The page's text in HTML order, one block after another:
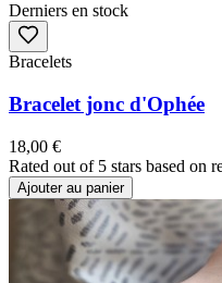
Derniers en stock
Bracelets
Bracelet jonc d'Ophée
18,00 €
Rated out of 5 stars based on
Ajouter au panier